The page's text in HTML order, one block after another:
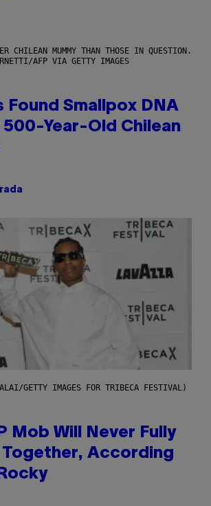
CHILEAN MUMMY THAN THOSE IN QUESTION.
AFP VIA GETTY IMAGES
Found Smallpox DNA
500-Year-Old Chilean
GETTY IMAGES FOR TRIBECA FESTIVAL)
Mob Will Never Fully
Together, According